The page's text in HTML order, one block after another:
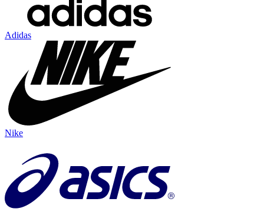
Adidas
Nike